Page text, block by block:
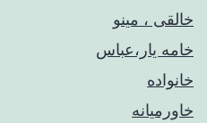
خالقی ، مینو
خامه یار،عباس
خانواده
خاورمیانه